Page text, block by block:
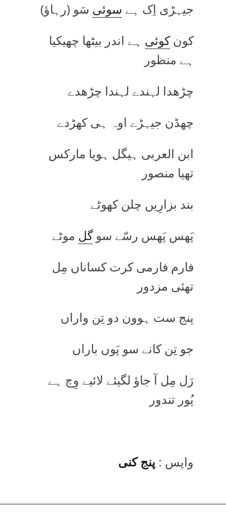
جیہڑی اِک ہے سوئی سَو (رہاؤ)
کونکوئی ہے اندر بیٹھا چھیکیا
ہے منظور
چڑھدا لہندے لہندا چڑھدے
چھڈن جیہڑے اوہ ہی کھڑدے
ابن العربی ہیگل ہویا مارکس
تھیا منصور
بند بزارِیں چلن کھوٹے
پَھس پَھس رسّے سوگل موٹے
فارم فارمی کرت کساناں مِل
تھئی مزدور
پنج ست ہوون دو تِن واراں
جو تِن کانے سو پَوں باراں
رَل مِل آ جاؤ لگیئے لائیے وِچ ہے
پُور تندور
واپس : پنج کنی